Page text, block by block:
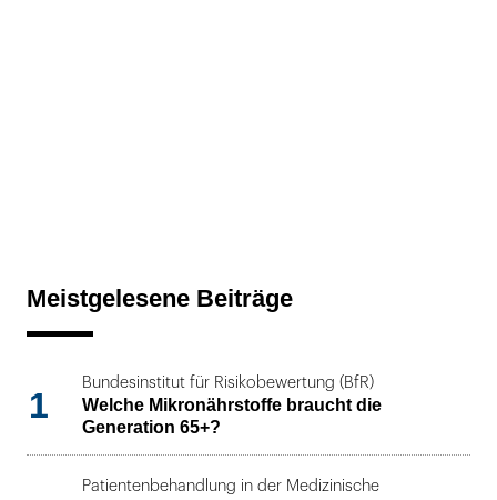
Meistgelesene Beiträge
1
Bundesinstitut für Risikobewertung (BfR)
Welche Mikronährstoffe braucht die
Generation 65+?
Patientenbehandlung in der Medizinische